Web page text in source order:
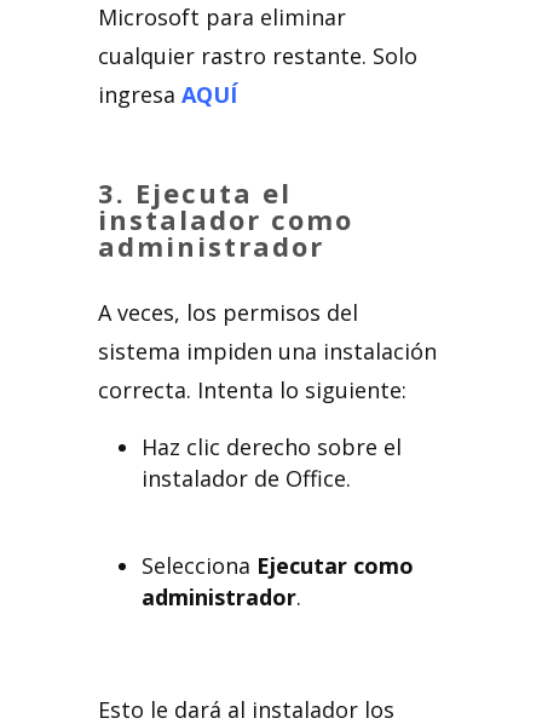
Microsoft para eliminar
cualquier rastro restante. Solo
ingresa AQUÍ
3. Ejecuta el
instalador como
administrador
A veces, los permisos del
sistema impiden una instalación
correcta. Intenta lo siguiente:
Haz clic derecho sobre el
instalador de Office.
Selecciona Ejecutar como
administrador.
Esto le dará al instalador los